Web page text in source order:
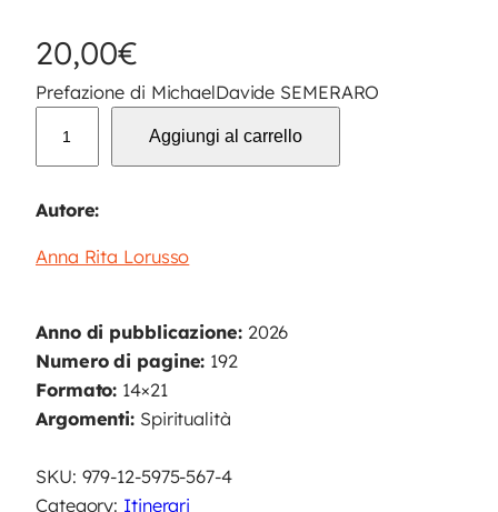
20,00€
Prefazione di MichaelDavide SEMERARO
t
,
n
a
c
e
a
a
Aggiungi al carrello
Autore:
Anna Rita Lorusso
Anno di pubblicazione:2026
Numero di pagine: 192
Formato: 14×21
Argomenti: Spiritualità
SKU: 979-12-5975-567-4
Category: Itinerari